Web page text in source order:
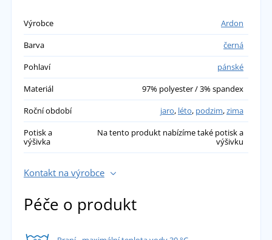
Výrobce
Ardon
Barva
černá
Pohlaví
pánské
Materiál
97% polyester / 3% spandex
Roční období
jaro, léto, podzim,zima
Potisk a
výšivka
Na tento produkt nabízíme také potisk a
výšivku
Kontakt na výrobce
Péče o produkt